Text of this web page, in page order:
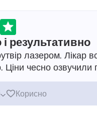
результативно
лазером. Лікар
Корисно